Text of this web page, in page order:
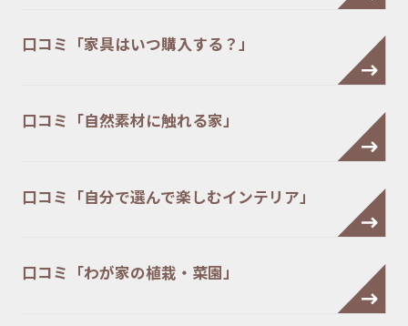
口コミ「家具はいつ購入する？」
口コミ「自然素材に触れる家」
口コミ「自分で選んで楽しむインテリア」
口コミ「わが家の植栽・菜園」